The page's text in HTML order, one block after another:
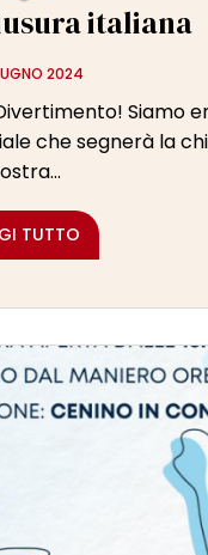
italiana
2024
Siamo
che segnerà la
TUTTO